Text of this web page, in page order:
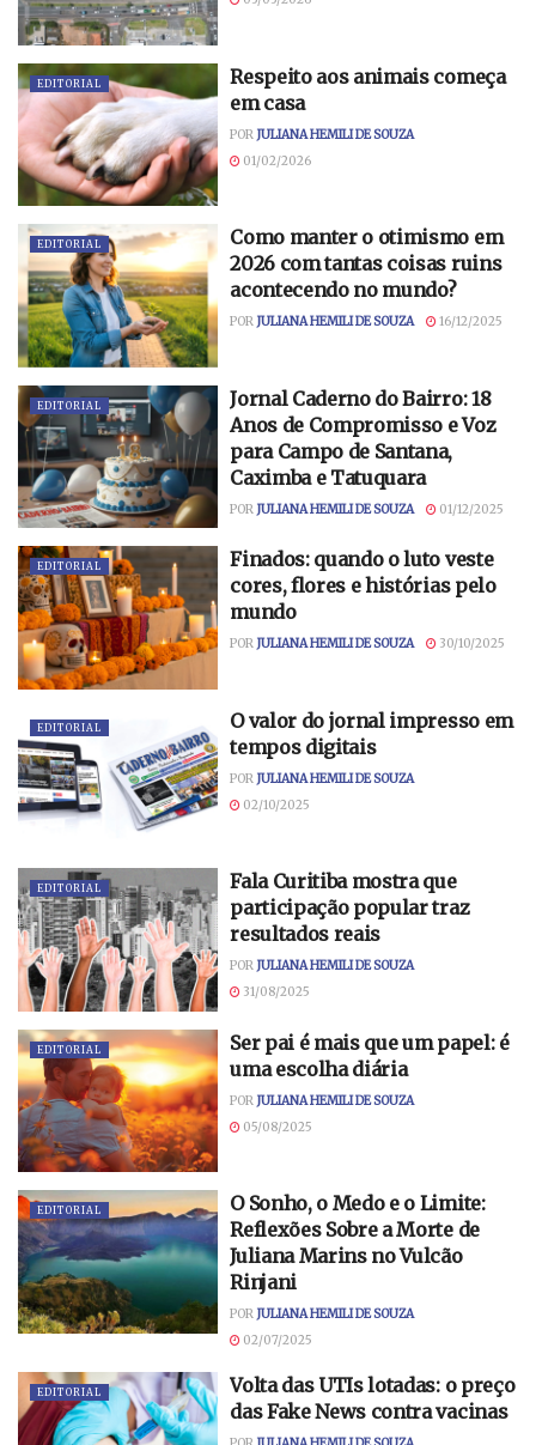
EDITORIAL
Respeito aos animais começa
em casa
POR JULIANA HEMILI DE SOUZA
01/02/2026
EDITORIAL
Como manter o otimismo em
2026 com tantas coisas ruins
acontecendo no mundo?
POR JULIANA HEMILI DE SOUZA 16/12/2025
EDITORIAL
Jornal Caderno do Bairro: 18
Anos de Compromisso e Voz
para Campo de Santana,
Caximba e Tatuquara
POR JULIANA HEMILI DE SOUZA 01/12/2025
EDITORIAL
Finados: quando o luto veste
cores, flores e histórias pelo
mundo
POR JULIANA HEMILI DE SOUZA 30/10/2025
EDITORIAL
O valor do jornal impresso em
tempos digitais
POR JULIANA HEMILI DE SOUZA
02/10/2025
EDITORIAL
Fala Curitiba mostra que
participação popular traz
resultados reais
POR JULIANA HEMILI DE SOUZA
31/08/2025
EDITORIAL
Ser pai é mais que um papel: é
uma escolha diária
POR JULIANA HEMILI DE SOUZA
05/08/2025
EDITORIAL
O Sonho, o Medo e o Limite:
Reflexões Sobre a Morte de
Juliana Marins no Vulcão
Rinjani
POR JULIANA HEMILI DE SOUZA
02/07/2025
EDITORIAL
Volta das UTIs lotadas: o preço
das Fake News contra vacinas